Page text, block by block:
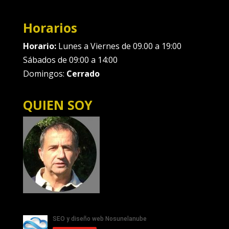
Horarios
Horario:Lunes a Viernes de 09.00 a 19:00
Sábados de 09:00 a 14:00
Domingos: Cerrado
QUIEN SOY